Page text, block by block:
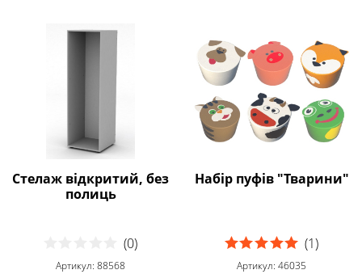
Стелаж відкритий, без
полиць
(0)
Артикул: 88568
Набір пуфів "Тварини"
(1)
Артикул: 46035